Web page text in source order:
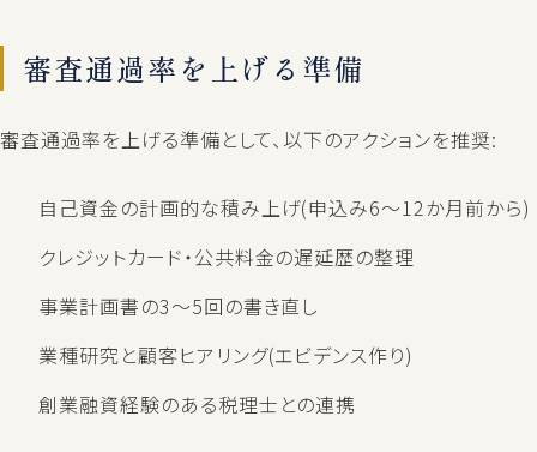
審査通過率を上げる準備
審査通過率を上げる準備として、以下のアクションを推奨:
自己資金の計画的な積み上げ(申込み6〜12か月前から)
クレジットカード・公共料金の遅延歴の整理
事業計画書の3〜5回の書き直し
業種研究と顧客ヒアリング(エビデンス作り)
創業融資経験のある税理士との連携